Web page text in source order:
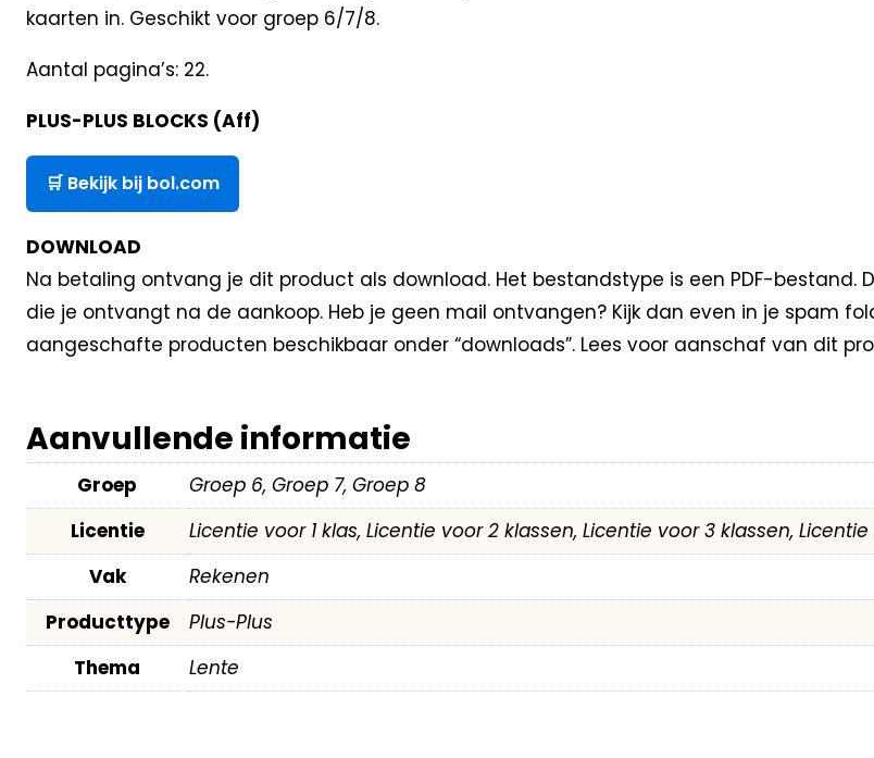
kaarten in. Geschikt voor groep 6/7/8.
Aantal pagina’s: 22.
PLUS-PLUS BLOCKS (Aff)
🛒 Bekijk bij bol.com
DOWNLOAD
Na betaling ontvang je dit product als download. Het bestandstype is een PDF-bestand.
die je ontvangt na de aankoop. Heb je geen mail ontvangen? Kijk dan even in je spam
aangeschafte producten beschikbaar onder “downloads”. Lees voor aanschaf van dit
Aanvullende informatie
Groep
Groep 6, Groep 7, Groep 8
Licentie
Licentie voor 1 klas, Licentie voor 2 klassen, Licentie voor 3 klassen,
Vak
Rekenen
Producttype
Plus-Plus
Thema
Lente